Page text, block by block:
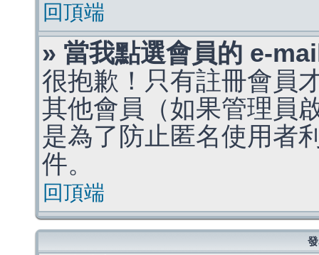
回頂端
» 當我點選會員的 e-
很抱歉！只有註冊會員
其他會員（如果管理員
是為了防止匿名使用者
件。
回頂端